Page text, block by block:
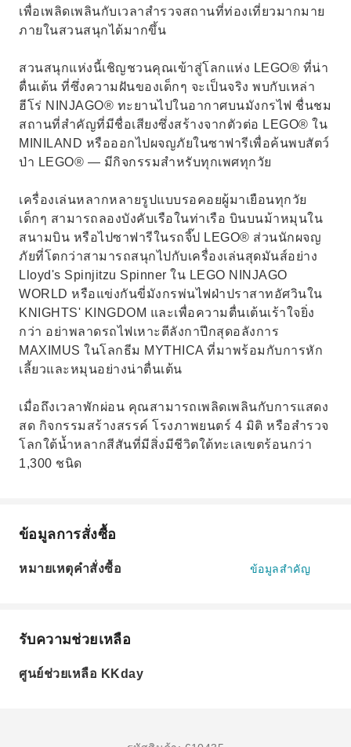
เพื่อเพลิดเพลินกับเวลาสำรวจสถานที่ท่องเที่ยวมากมาย
ภายในสวนสนุกได้มากขึ้น
สวนสนุกแห่งนี้เชิญชวนคุณเข้าสู่โลกแห่ง LEGO® ที่น่า
ตื่นเต้น ที่ซึ่งความฝันของเด็กๆ จะเป็นจริง พบกับเหล่า
ฮีโร่ NINJAGO® ทะยานไปในอากาศบนมังกรไฟ ชื่นชม
สถานที่สำคัญที่มีชื่อเสียงซึ่งสร้างจากตัวต่อ LEGO® ใน
MINILAND หรือออกไปผจญภัยในซาฟารีเพื่อค้นพบสัตว์
ป่า LEGO® — มีกิจกรรมสำหรับทุกเพศทุกวัย
เครื่องเล่นหลากหลายรูปแบบรอคอยผู้มาเยือนทุกวัย
เด็กๆ สามารถลองบังคับเรือในท่าเรือ บินบนม้าหมุนใน
สนามบิน หรือไปซาฟารีในรถจี๊ป LEGO® ส่วนนักผจญ
ภัยที่โตกว่าสามารถสนุกไปกับเครื่องเล่นสุดมันส์อย่าง
Lloyd's Spinjitzu Spinner ใน LEGO NINJAGO
WORLD หรือแข่งกันขี่มังกรพ่นไฟฝ่าปราสาทอัศวินใน
KNIGHTS' KINGDOM และเพื่อความตื่นเต้นเร้าใจยิ่ง
กว่า อย่าพลาดรถไฟเหาะตีลังกาปีกสุดอลังการ
MAXIMUS ในโลกธีม MYTHICA ที่มาพร้อมกับการหัก
เลี้ยวและหมุนอย่างน่าตื่นเต้น
เมื่อถึงเวลาพักผ่อน คุณสามารถเพลิดเพลินกับการแสดง
สด กิจกรรมสร้างสรรค์ โรงภาพยนตร์ 4 มิติ หรือสำรวจ
โลกใต้น้ำหลากสีสันที่มีสิ่งมีชีวิตใต้ทะเลเขตร้อนกว่า
1,300 ชนิด
ข้อมูลการสั่งซื้อ
หมายเหตุคำสั่งซื้อ ข้อมูลสำคัญ
รับความช่วยเหลือ
ศูนย์ช่วยเหลือ KKday